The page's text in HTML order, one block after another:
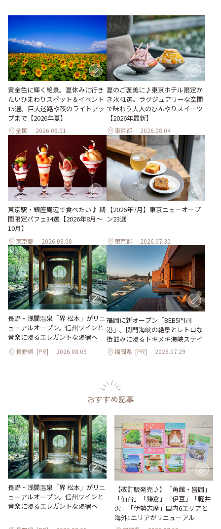
黄金色に輝く絶景。夏休みに行き
たいひまわりスポット＆イベント
15選。巨大迷路や夜のライトアッ
プまで【2026年夏】
全国 2026.08.01
夏のご褒美に♪東京ホテル限定か
き氷41選。ラグジュアリーな空間
で味わう大人のひんやりスイーツ
【2026年最新】
東京都 2026.08.04
東京駅・銀座周辺で食べたい♪ 期
間限定パフェ34選【2026年8月～
10月】
東京都 2026.08.08
【2026年7月】東京ニューオープ
ン23選
東京都 2026.07.30
長野・浅間温泉「界 松本」がリニ
ューアルオープン。信州ワインと
音楽に浸るエレガントな湯宿へ
長野県 [PR] 2026.08.05
福岡に新オープン「BEB5門司
港」。関門海峡の絶景とレトロな
街並みに浸るトキメキ海峡ステイ
福岡県 [PR] 2026.07.29
おすすめ記事
長野・浅間温泉「界 松本」がリニ
ューアルオープン。信州ワインと
音楽に浸るエレガントな湯宿へ
【改訂版発売♪】「角館・盛岡」
「仙台」「鎌倉」「伊豆」「軽井
沢」「伊勢志摩」国内6エリアと
海外1エリアがリニューアル